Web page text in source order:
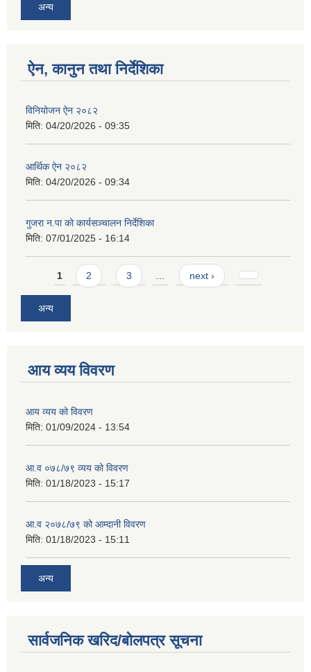
अन्य
ऐन, कानुन तथा निर्देशिका
विनियोजन ऐन २०८२
मिति: 04/20/2026 - 09:35
आर्थिक ऐन २०८२
मिति: 04/20/2026 - 09:34
गुजरा न.पा को कार्यसञ्चालन निर्देशिका
मिति: 07/01/2025 - 16:14
Pages
1 2 3 … next ›
अन्य
आय व्यय विवरण
आय व्यय को विवरण
मिति: 01/09/2024 - 13:54
आ.व ०७८/७९ व्यय को विवरण
मिति: 01/18/2023 - 15:17
आ.व २०७८/७९ को आम्दानी विवरण
मिति: 01/18/2023 - 15:11
अन्य
सार्वजनिक खरिद/बोलपत्र सूचना